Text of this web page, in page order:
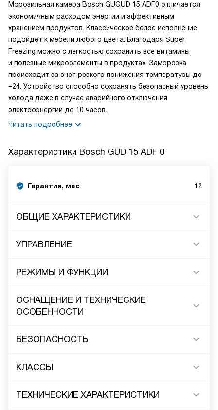
Морозильная камера Bosch GUGUD 15 ADF0 отличается
экономичным расходом энергии и эффективным
хранением продуктов. Классическое белое исполнение
подойдет к мебели любого цвета. Благодаря Super
Freezing можно с легкостью сохранить все витамины
и полезные микроэлементы в продуктах. Заморозка
происходит за счет резкого понижения температуры до
−24. Устройство способно сохранять безопасный уровень
холода даже в случае аварийного отключения
электроэнергии до 10 часов.
Читать подробнее
Характеристики Bosch GUD 15 ADF 0
Гарантия, мес 12
ОБЩИЕ ХАРАКТЕРИСТИКИ
УПРАВЛЕНИЕ
РЕЖИМЫ И ФУНКЦИИ
ОСНАЩЕНИЕ И ТЕХНИЧЕСКИЕ
ОСОБЕННОСТИ
БЕЗОПАСНОСТЬ
КЛАССЫ
ТЕХНИЧЕСКИЕ ХАРАКТЕРИСТИКИ